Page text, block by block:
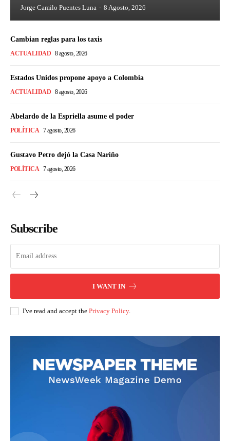
Jorge Camilo Puentes Luna - 8 Agosto, 2026
Cambian reglas para los taxis
ACTUALIDAD 8 agosto, 2026
Estados Unidos propone apoyo a Colombia
ACTUALIDAD 8 agosto, 2026
Abelardo de la Espriella asume el poder
POLÍTICA 7 agosto, 2026
Gustavo Petro dejó la Casa Nariño
POLÍTICA 7 agosto, 2026
Subscribe
I WANT IN
I've read and accept the Privacy Policy.